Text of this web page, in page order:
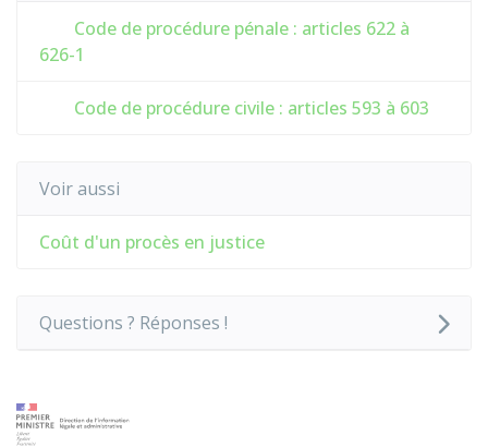
Code de procédure pénale : articles 622 à
626-1
Code de procédure civile : articles 593 à 603
Voir aussi
Coût d'un procès en justice
Questions ? Réponses !